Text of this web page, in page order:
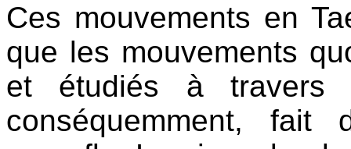
Ces mouvements en
que les mouvements
et étudiés à travers
conséquemment,